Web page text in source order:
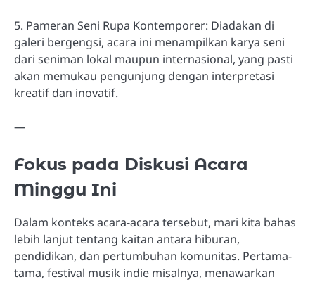
5. Pameran Seni Rupa Kontemporer: Diadakan di
galeri bergengsi, acara ini menampilkan karya seni
dari seniman lokal maupun internasional, yang pasti
akan memukau pengunjung dengan interpretasi
kreatif dan inovatif.
—
Fokus pada Diskusi Acara
Minggu Ini
Dalam konteks acara-acara tersebut, mari kita bahas
lebih lanjut tentang kaitan antara hiburan,
pendidikan, dan pertumbuhan komunitas. Pertama-
tama, festival musik indie misalnya, menawarkan